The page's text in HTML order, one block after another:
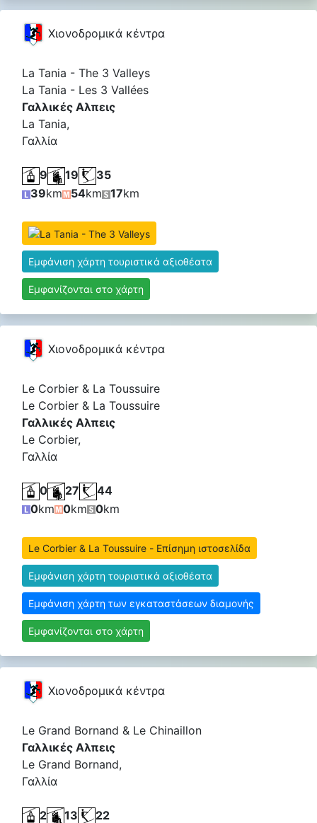
Χιονοδρομικά κέντρα
La Tania - The 3 Valleys
La Tania - Les 3 Vallées
Γαλλικές Αλπεις
La Tania,
Γαλλία
9 19
35
39km 54km 17km
Εμφάνιση χάρτη τουριστικά αξιοθέατα
Εμφανίζονται στο χάρτη
Χιονοδρομικά κέντρα
Le Corbier & La Toussuire
Le Corbier & La Toussuire
Γαλλικές Αλπεις
Le Corbier,
Γαλλία
0 27
44
0km 0km 0km
Le Corbier & La Toussuire - Επίσημη ιστοσελίδα
Εμφάνιση χάρτη τουριστικά αξιοθέατα
Εμφάνιση χάρτη των εγκαταστάσεων διαμονής
Εμφανίζονται στο χάρτη
Χιονοδρομικά κέντρα
Le Grand Bornand & Le Chinaillon
Γαλλικές Αλπεις
Le Grand Bornand,
Γαλλία
2 13
22